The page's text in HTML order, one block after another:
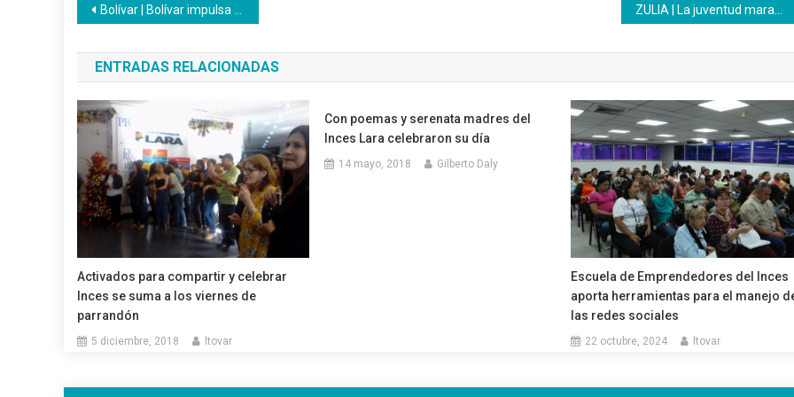
Navegación
de
entradas
Bolívar | Bolívar impulsa formación técnica directa en las empresas estratégicas de la región.
ENTRADAS RELACIONADAS
Activados para compartir y celebrar
Inces se suma a los viernes de
parrandón
5 diciembre, 2018 ltovar
Con poemas y serenata madres del
Inces Lara celebraron su día
14 mayo, 2018 Gilberto Daly
Escuela de Emprendedores del Inces
aporta herramientas para el manejo
las redes sociales
22 octubre, 2024 ltovar